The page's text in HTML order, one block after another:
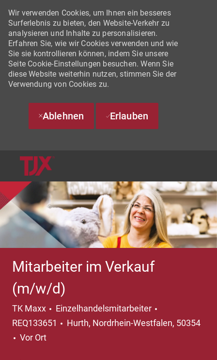
Wir verwenden Cookies, um Ihnen ein besseres
Surferlebnis zu bieten, den Website-Verkehr zu
analysieren und Inhalte zu personalisieren.
Erfahren Sie, wie wir Cookies verwenden und wie
Sie sie kontrollieren können, indem Sie unsere
Seite Cookie-Einstellungen besuchen. Wenn Sie
diese Website weiterhin nutzen, stimmen Sie der
Verwendung von Cookies zu.
Ablehnen Erlauben
Mitarbeiter im Verkauf
(m/w/d)
TK Maxx Kategorie
Einzelhandelsmitarbeiter
REQ133651
Ort
Hurth, Nordrhein-Westfalen, 50354
Vor Ort